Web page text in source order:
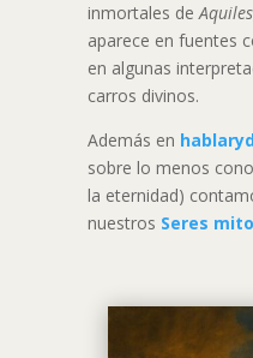
inmortales deAquiles
aparece en fuentes
en algunas
carros divinos.
Además en
sobre lo menos
la eternidad)
nuestros Seres